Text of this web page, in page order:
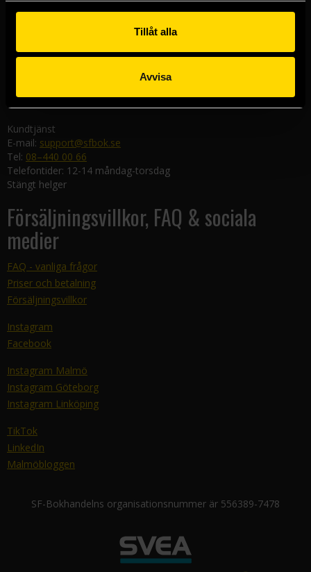
Tillåt alla
Avvisa
Malmöbutiken
582 19 Linköping
Kundtjänst
E-mail: support@sfbok.se
Tel: 08–440 00 66
Telefontider: 12-14 måndag-torsdag
Stängt helger
Försäljningsvillkor, FAQ & sociala
medier
FAQ - vanliga frågor
Priser och betalning
Försäljningsvillkor
Instagram
Facebook
Instagram Malmö
Instagram Göteborg
Instagram Linköping
TikTok
LinkedIn
Malmöbloggen
SF-Bokhandelns organisationsnummer är 556389-7478